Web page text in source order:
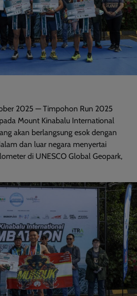
2025 — Timpohon Run 2025
Mount Kinabalu International
akan berlangsung esok dengan
dan luar negara menyertai
di UNESCO Global Geopark,